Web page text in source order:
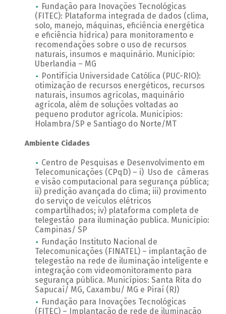
Fundação para Inovações Tecnológicas
(FITEC): Plataforma integrada de dados (clima,
solo, manejo, máquinas, eficiência energética
e eficiência hídrica) para monitoramento e
recomendações sobre o uso de recursos
naturais, insumos e maquinário. Município:
Uberlandia – MG
Pontifícia Universidade Católica (PUC-RIO):
otimização de recursos energéticos, recursos
naturais, insumos agrícolas, maquinário
agrícola, além de soluções voltadas ao
pequeno produtor agrícola. Municípios:
Holambra/SP e Santiago do Norte/MT
Ambiente Cidades
Centro de Pesquisas e Desenvolvimento em
Telecomunicações (CPqD) – i) Uso de câmeras
e visão computacional para segurança pública;
ii) predição avançada do clima; iii) provimento
do serviço de veículos elétricos
compartilhados; iv) plataforma completa de
telegestão para iluminação publica. Município:
Campinas/ SP
Fundação Instituto Nacional de
Telecomunicações (FINATEL) – implantação de
telegestão na rede de iluminação inteligente e
integração com videomonitoramento para
segurança pública. Municípios: Santa Rita do
Sapucaí/ MG, Caxambu/ MG e Piraí (RJ)
Fundação para Inovações Tecnológicas
(FITEC) – Implantação de rede de iluminação